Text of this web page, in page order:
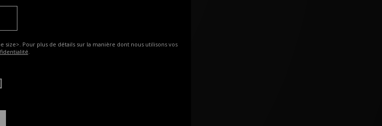
size>. Pour plus de détails sur la manière dont nous utilisons vos
.